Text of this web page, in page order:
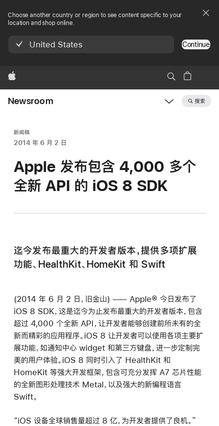
Choose another country or region to see content specific to your
location and shop online.
United States Continue
Apple
Newsroom 搜索
新闻稿
2014 年 6 月 2 日
Apple 发布包含 4,000 多个
全新 API 的 iOS 8 SDK
迄今发布最重大的开发者版本，提供多项扩展
功能、HealthKit、HomeKit 和 Swift
(2014 年 6 月 2 日，旧金山) —— Apple® 今日发布了
iOS 8 SDK，这是迄今为止发布最重大的开发者版本，包含
超过 4,000 个全新 API，让开发者能够创建前所未有的全
新而精彩的应用程序。iOS 8 让开发者可以使用各项主要扩
展功能，如通知中心 widget 和第三方键盘，进一步定制完
美的用户体验。iOS 8 同时引入了 HealthKit 和
HomeKit 等强大开发框架，包含可充分发挥 A7 芯片性能
的全新图形处理技术 Metal，以及强大的新编程语言
Swift。
“iOS 设备全球销售量超过 8 亿，为开发者提供了良机。”